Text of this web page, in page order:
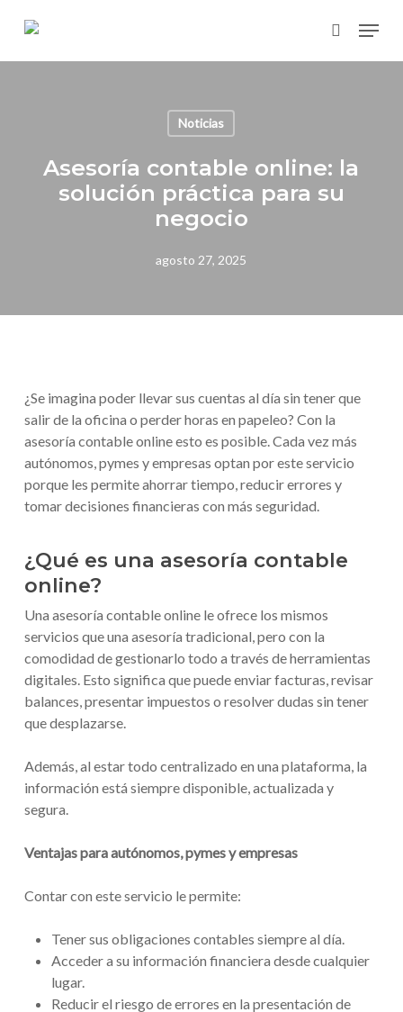
search
Menu
Noticias
Asesoría contable online: la
solución práctica para su
negocio
agosto 27, 2025
¿Se imagina poder llevar sus cuentas al día sin tener que
salir de la oficina o perder horas en papeleo? Con la
asesoría contable online esto es posible. Cada vez más
autónomos, pymes y empresas optan por este servicio
porque les permite ahorrar tiempo, reducir errores y
tomar decisiones financieras con más seguridad.
¿Qué es una asesoría contable
online?
Una asesoría contable online le ofrece los mismos
servicios que una asesoría tradicional, pero con la
comodidad de gestionarlo todo a través de herramientas
digitales. Esto significa que puede enviar facturas, revisar
balances, presentar impuestos o resolver dudas sin tener
que desplazarse.
Además, al estar todo centralizado en una plataforma, la
información está siempre disponible, actualizada y
segura.
Ventajas para autónomos, pymes y empresas
Contar con este servicio le permite:
Tener sus obligaciones contables siempre al día.
Acceder a su información financiera desde cualquier
lugar.
Reducir el riesgo de errores en la presentación de